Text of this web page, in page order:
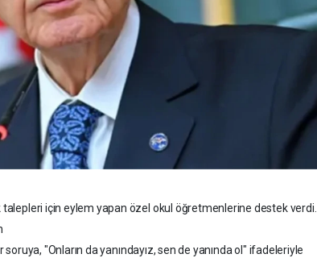
talepleri için eylem yapan özel okul öğretmenlerine destek verdi.
"Onların da yanındayız, sen de yanında ol" ifadeleriyle